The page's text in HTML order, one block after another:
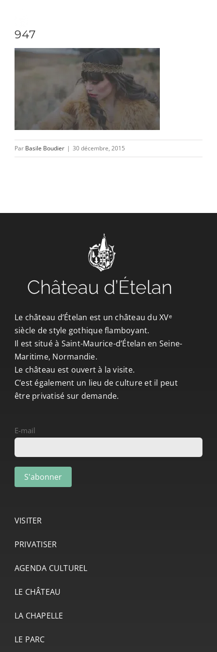
contenu
DÉCOUVRIR
VENIR
NOUS SUIVRE
947
Par Basile Boudier | 30 décembre, 2015
Le château d’Ételan est un château du XVᵉ
siècle de style gothique flamboyant.
Il est situé à Saint-Maurice-d’Ételan en Seine-
Maritime, Normandie.
Le château est ouvert à la visite.
C’est également un lieu de culture et il peut
être privatisé sur demande.
E-mail
VISITER
PRIVATISER
AGENDA CULTUREL
LE CHÂTEAU
LA CHAPELLE
LE PARC